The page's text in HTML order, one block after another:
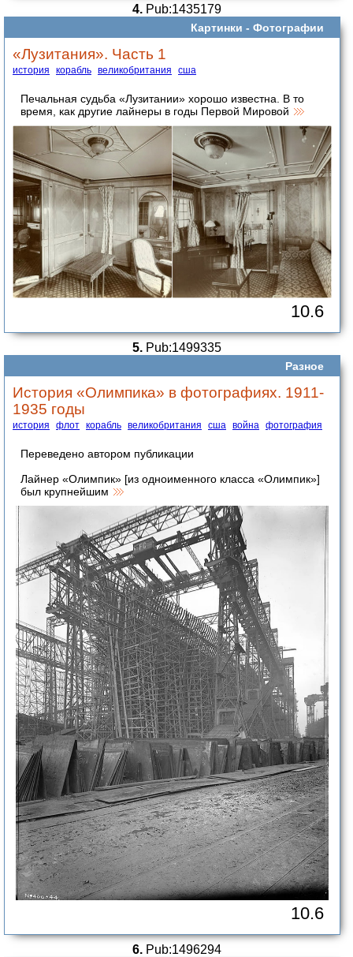
4.Pub:1435179
Картинки - Фотографии
«Лузитания». Часть 1
история корабль великобритания сша
Печальная судьба «Лузитании» хорошо известна. В то
время, как другие лайнеры в годы Первой Мировой
10.6
5.Pub:1499335
Разное
История «Олимпика» в фотографиях. 1911-
1935 годы
история флот корабль великобритания сша война фотография
Переведено автором публикации
Лайнер «Олимпик» [из одноименного класса «Олимпик»]
был крупнейшим
10.6
6.Pub:1496294